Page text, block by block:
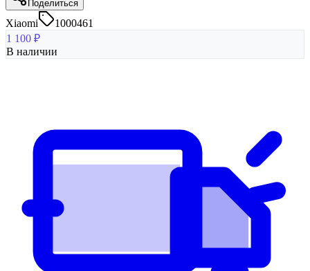
Поделиться
Xiaomi
1000461
1 100 ₽
В наличии